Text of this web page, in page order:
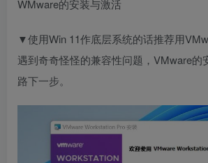
WMware的安装与激活
▼使用Win 11作底层系统的话推荐用
遇到奇奇怪怪的兼容性问题，VMware的
路下一步。